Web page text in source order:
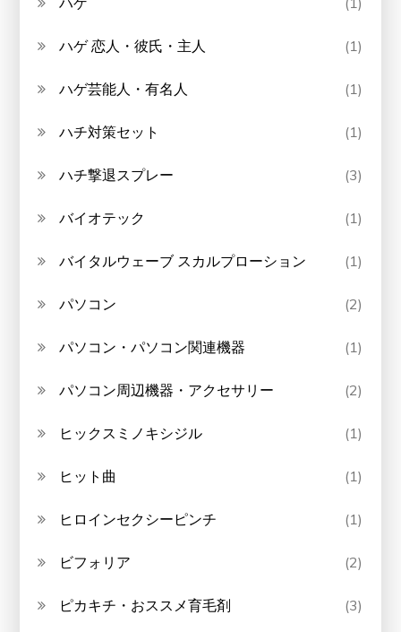
ハゲ 恋人・彼氏・主人 (1)
ハゲ芸能人・有名人 (1)
ハチ対策セット (1)
ハチ撃退スプレー (3)
バイオテック (1)
バイタルウェーブ スカルプローション (1)
パソコン (2)
パソコン・パソコン関連機器 (1)
パソコン周辺機器・アクセサリー (2)
ヒックスミノキシジル (1)
ヒット曲 (1)
ヒロインセクシーピンチ (1)
ビフォリア (2)
ピカキチ・おススメ育毛剤 (3)